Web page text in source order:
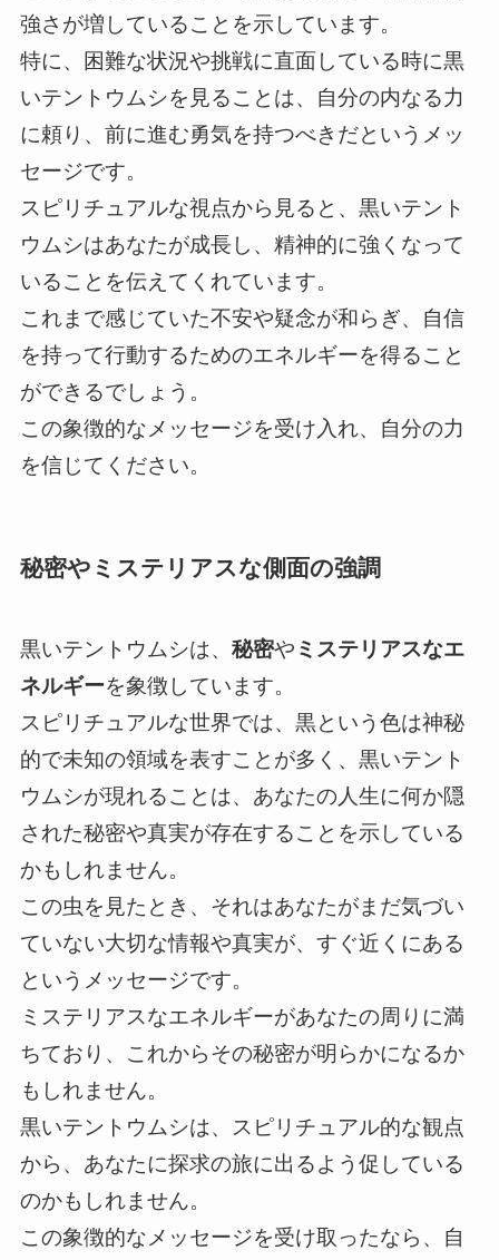
強さが増していることを示しています。
特に、困難な状況や挑戦に直面している時に黒
いテントウムシを見ることは、自分の内なる力
に頼り、前に進む勇気を持つべきだというメッ
セージです。
スピリチュアルな視点から見ると、黒いテント
ウムシはあなたが成長し、精神的に強くなって
いることを伝えてくれています。
これまで感じていた不安や疑念が和らぎ、自信
を持って行動するためのエネルギーを得ること
ができるでしょう。
この象徴的なメッセージを受け入れ、自分の力
を信じてください。
秘密やミステリアスな側面の強調
黒いテントウムシは、 秘密や ミステリアスなエ
ネルギーを象徴しています。
スピリチュアルな世界では、黒という色は神秘
的で未知の領域を表すことが多く、黒いテント
ウムシが現れることは、あなたの人生に何か隠
された秘密や真実が存在することを示している
かもしれません。
この虫を見たとき、それはあなたがまだ気づい
ていない大切な情報や真実が、すぐ近くにある
というメッセージです。
ミステリアスなエネルギーがあなたの周りに満
ちており、これからその秘密が明らかになるか
もしれません。
黒いテントウムシは、スピリチュアル的な観点
から、あなたに探求の旅に出るよう促している
のかもしれません。
この象徴的なメッセージを受け取ったなら、自